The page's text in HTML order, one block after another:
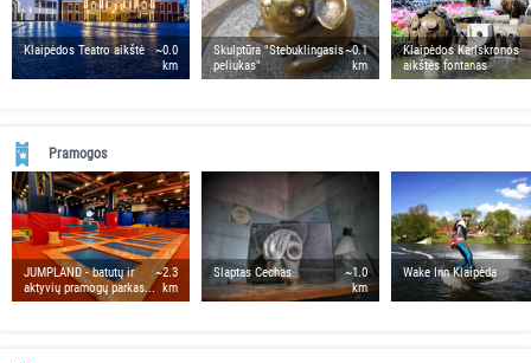
Klaipėdos Teatro aikštė
~0.0
km
Skulptūra "Stebuklingasis
peliukas"
~0.1
km
Klaipėdos Karlskronos
aikštės fontanas
Pramogos
JUMPLAND - batutų ir
aktyvių pramogų parkas...
~2.3
km
Slaptas Cechas
~1.0
km
Wake Inn Klaipėda